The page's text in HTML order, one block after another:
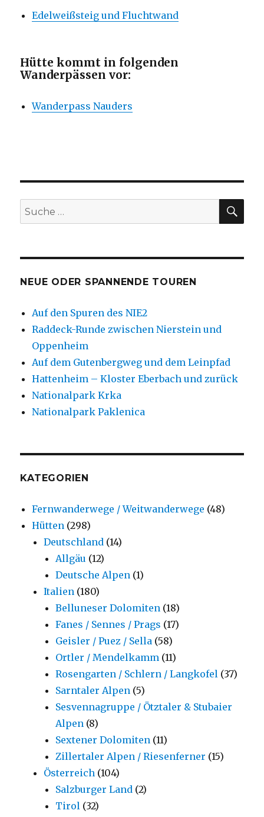
Edelweißsteig und Fluchtwand
Hütte kommt in folgenden
Wanderpässen vor:
Wanderpass Nauders
Suche
nach:
NEUE ODER SPANNENDE TOUREN
Auf den Spuren des NIE2
Raddeck-Runde zwischen Nierstein und
Oppenheim
Auf dem Gutenbergweg und dem Leinpfad
Hattenheim – Kloster Eberbach und zurück
Nationalpark Krka
Nationalpark Paklenica
KATEGORIEN
Fernwanderwege / Weitwanderwege (48)
Hütten (298)
Deutschland (14)
Allgäu (12)
Deutsche Alpen (1)
Italien (180)
Belluneser Dolomiten (18)
Fanes / Sennes / Prags (17)
Geisler / Puez / Sella (58)
Ortler / Mendelkamm (11)
Rosengarten / Schlern / Langkofel (37)
Sarntaler Alpen (5)
Sesvennagruppe / Ötztaler & Stubaier
Alpen (8)
Sextener Dolomiten (11)
Zillertaler Alpen / Riesenferner (15)
Österreich (104)
Salzburger Land (2)
Tirol (32)